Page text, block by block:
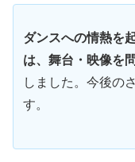
ダンスへの情熱を
は、舞台・映像を
しました。今後の
す。